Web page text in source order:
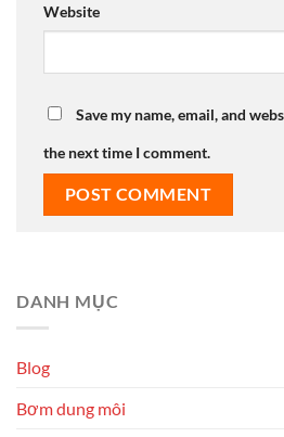
Website
Save my name, email, and
the next time I comment.
DANH MỤC
Blog
Bơm dung môi